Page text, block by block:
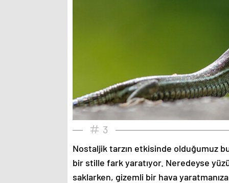
3
Nostaljik tarzın etkisinde olduğumuz
bir stille fark yaratıyor. Neredeyse
saklarken, gizemli bir hava yaratmanıza